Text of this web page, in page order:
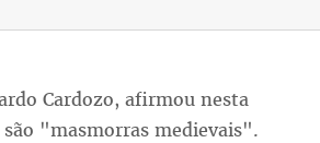
Cardozo, afirmou nesta
"masmorras medievais".